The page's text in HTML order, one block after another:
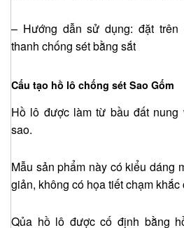
– Hướng dẫn sử dụng: đặt
thanh chống sét bằng sắt
Cấu tạo hồ lô chống sét Sao Gốm
Hồ lô được làm từ bầu đất nung
sao.
Mẫu sản phẩm này có kiểu dáng
giản, không có họa tiết chạm khắc
Qủa hồ lô được cố định bằng